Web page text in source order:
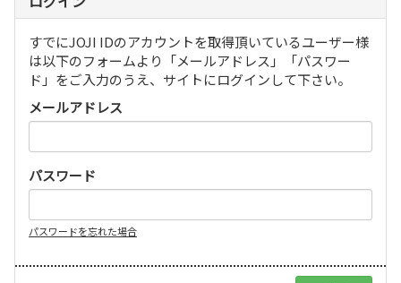
すでにJOJI IDのアカウントを取得頂いているユーザー様
は以下のフォームより「メールアドレス」「パスワー
ド」をご入力のうえ、サイトにログインして下さい。
メールアドレス
パスワード
パスワードを忘れた場合